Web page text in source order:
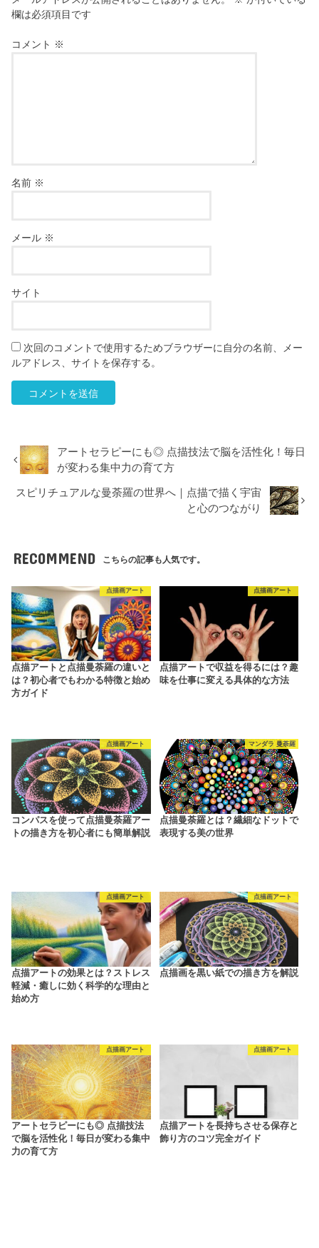
欄は必須項目です
コメント ※
名前 ※
メール ※
サイト
次回のコメントで使用するためブラウザーに自分の名前、メー
ルアドレス、サイトを保存する。
アートセラピーにも◎ 点描技法で脳を活性化！毎日
が変わる集中力の育て方
スピリチュアルな曼荼羅の世界へ｜点描で描く宇宙
と心のつながり
RECOMMEND こちらの記事も人気です。
点描画アート
点描アートと点描曼荼羅の違いと
は？初心者でもわかる特徴と始め
方ガイド
点描画アート
点描アートで収益を得るには？趣
味を仕事に変える具体的な方法
点描画アート
コンパスを使って点描曼荼羅アー
トの描き方を初心者にも簡単解説
マンダラ 曼荼羅
点描曼荼羅とは？繊細なドットで
表現する美の世界
点描画アート
点描アートの効果とは？ストレス
軽減・癒しに効く科学的な理由と
始め方
点描画アート
点描画を黒い紙での描き方を解説
点描画アート
アートセラピーにも◎ 点描技法
で脳を活性化！毎日が変わる集中
力の育て方
点描画アート
点描アートを長持ちさせる保存と
飾り方のコツ完全ガイド